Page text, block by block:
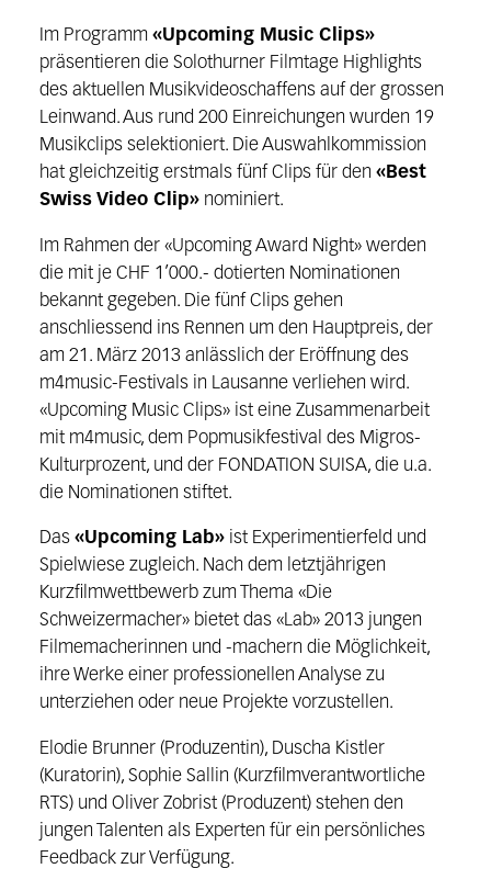
Im Programm «Upcoming Music Clips»
präsentieren die Solothurner Filmtage Highlights
des aktuellen Musikvideoschaffens auf der grossen
Leinwand. Aus rund 200 Einreichungen wurden 19
Musikclips selektioniert. Die Auswahlkommission
hat gleichzeitig erstmals fünf Clips für den «Best
Swiss Video Clip»nominiert.
Im Rahmen der «Upcoming Award Night» werden
die mit je CHF 1’000.- dotierten Nominationen
bekannt gegeben. Die fünf Clips gehen
anschliessend ins Rennen um den Hauptpreis, der
am 21. März 2013 anlässlich der Eröffnung des
m4music-Festivals in Lausanne verliehen wird.
«Upcoming Music Clips» ist eine Zusammenarbeit
mit m4music, dem Popmusikfestival des Migros-
Kulturprozent, und der FONDATION SUISA, die u.a.
die Nominationen stiftet.
Das «Upcoming Lab»ist Experimentierfeld und
Spielwiese zugleich. Nach dem letztjährigen
Kurzfilmwettbewerb zum Thema «Die
Schweizermacher» bietet das «Lab» 2013 jungen
Filmemacherinnen und -machern die Möglichkeit,
ihre Werke einer professionellen Analyse zu
unterziehen oder neue Projekte vorzustellen.
Elodie Brunner (Produzentin), Duscha Kistler
(Kuratorin), Sophie Sallin (Kurzfilmverantwortliche
RTS) und Oliver Zobrist (Produzent) stehen den
jungen Talenten als Experten für ein persönliches
Feedback zur Verfügung.